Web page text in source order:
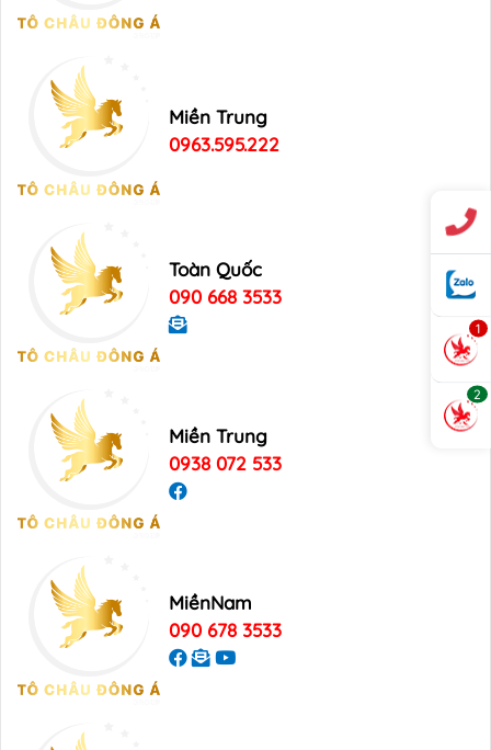
Miền Trung
0963.595.222
Toàn Quốc
090 668 3533
Miền Trung
0938 072 533
MiềnNam
090 678 3533
1
2